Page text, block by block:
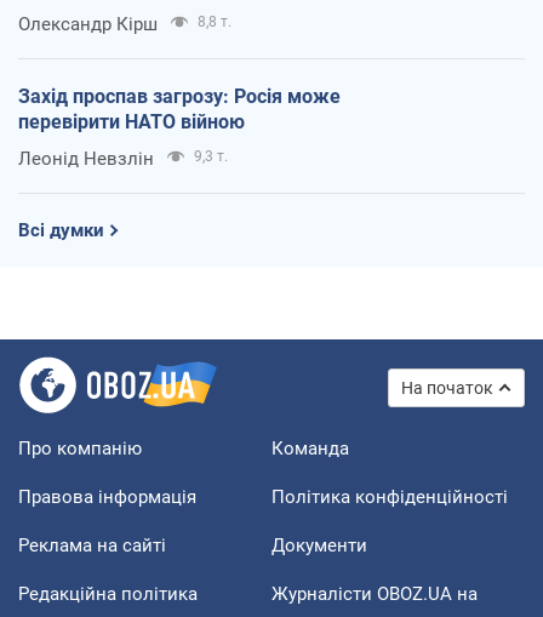
Олександр Кірш 8,8 т.
Захід проспав загрозу: Росія може
перевірити НАТО війною
Леонід Невзлін 9,3 т.
Всі думки
На початок
Про компанію Команда
Правова інформація Політика конфіденційності
Реклама на сайті Документи
Редакційна політика
Журналісти OBOZ.UA на